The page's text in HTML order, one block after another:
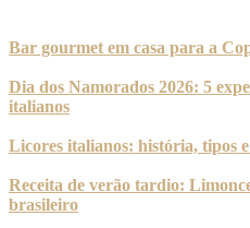
Bar gourmet em casa para a
Dia dos Namorados 2026: 5
italianos
Licores italianos: história, tipos
Receita de verão tardio:
brasileiro